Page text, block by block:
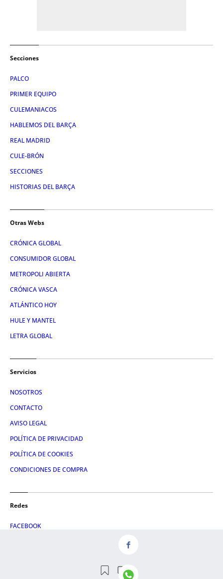
Secciones
PALCO
PRIMER EQUIPO
CULEMANIACOS
HABLEMOS DEL BARÇA
REAL MADRID
CULE-BRÓN
SECCIONES
HISTORIAS DEL BARÇA
Otras Webs
CRÓNICA GLOBAL
CONSUMIDOR GLOBAL
METROPOLI ABIERTA
CRÓNICA VASCA
ATLÁNTICO HOY
HULE Y MANTEL
LETRA GLOBAL
Servicios
NOSOTROS
CONTACTO
AVISO LEGAL
POLÍTICA DE PRIVACIDAD
POLÍTICA DE COOKIES
CONDICIONES DE COMPRA
Redes
FACEBOOK